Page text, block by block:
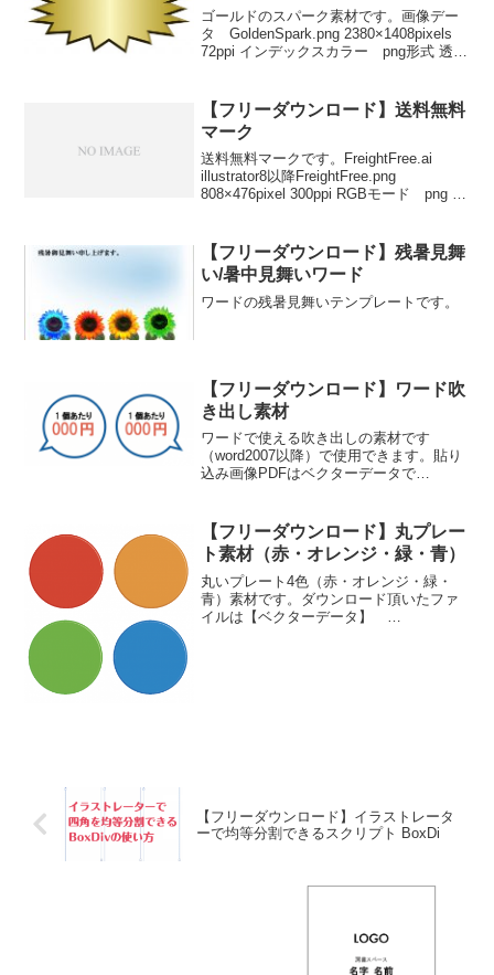
ゴールドのスパーク素材です。画像デー
タ GoldenSpark.png 2380×1408pixels
72ppi インデックスカラー png形式 透明
【フリーダウンロード】送料無料
マーク
送料無料マークです。FreightFree.ai
illustrator8以降FreightFree.png
808×476pixel 300ppi RGBモード png 透
【フリーダウンロード】残暑見舞
い/暑中見舞いワード
ワードの残暑見舞いテンプレートです。
【フリーダウンロード】ワード吹
き出し素材
ワードで使える吹き出しの素材です
（word2007以降）で使用できます。貼り
込み画像PDFはベクターデータで
【フリーダウンロード】丸プレー
ト素材（赤・オレンジ・緑・青）
丸いプレート4色（赤・オレンジ・緑・
青）素材です。ダウンロード頂いたファ
イルは【ベクターデータ】
【フリーダウンロード】イラストレータ
ーで均等分割できるスクリプト BoxDi